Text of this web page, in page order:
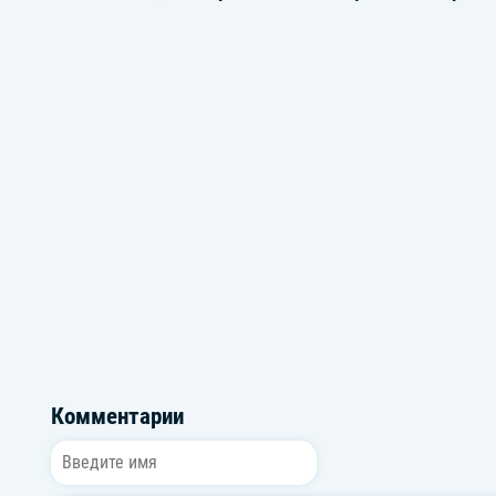
Комментарии